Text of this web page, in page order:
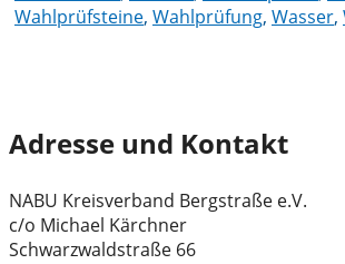
Wahlprüfsteine, Wahlprüfung, Wasser,
Adresse und Kontakt
NABU Kreisverband Bergstraße e.V.
c/o Michael Kärchner
Schwarzwaldstraße 66